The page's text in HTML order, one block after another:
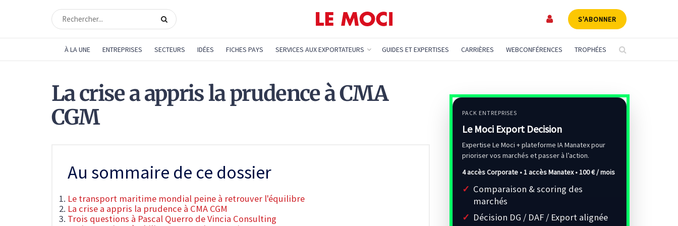
S'ABONNER
À LA UNE ENTREPRISES SECTEURS IDÉES FICHES PAYS SERVICES AUX EXPORTATEURS GUIDES ET EXPERTISES CARRIÈRES WEBCONFÉRENCES TROPHÉES
La crise a appris la prudence à CMA
CGM
Au sommaire de ce dossier
Le transport maritime mondial peine à retrouver l'équilibre
La crise a appris la prudence à CMA CGM
Trois questions à Pascal Querro de Vincia Consulting
PACK ENTREPRISES
Le Moci Export Decision
Expertise Le Moci + plateforme IA Manatex pour
prioriser vos marchés et passer à l’action.
4 accès Corporate • 1 accès Manatex •100 € / mois
Comparaison & scoring des
marchés
Décision DG / DAF / Export alignée